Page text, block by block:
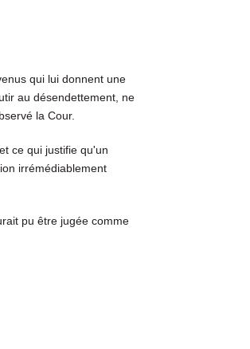
qui lui donnent une
au désendettement, ne
la Cour.
ce qui justifie qu'un
irrémédiablement
pu être jugée comme